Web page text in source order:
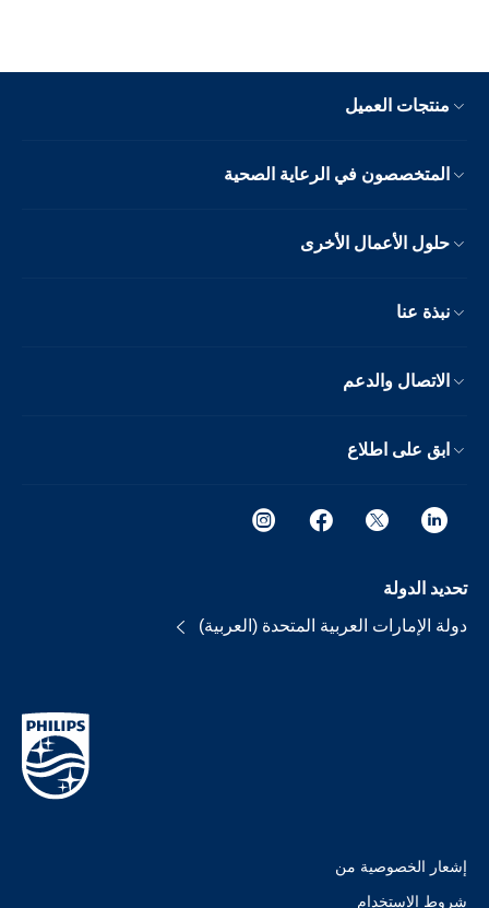
منتجات العميل
المتخصصون في الرعاية الصحية
حلول الأعمال الأخرى
نبذة عنا
الاتصال والدعم
ابق على اطلاع
تحديد الدولة
دولة الإمارات العربية المتحدة (العربية)
إشعار الخصوصية من
شروط الإستخدام